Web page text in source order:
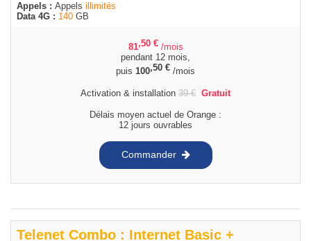
Appels : Appels illimités
Data 4G : 140 GB
81,50 € /mois
pendant 12 mois,
puis 100,50 € /mois
Activation & installation 39€ Gratuit
Délais moyen actuel de Orange :
12 jours ouvrables
Commander
Telenet Combo : Internet Basic +